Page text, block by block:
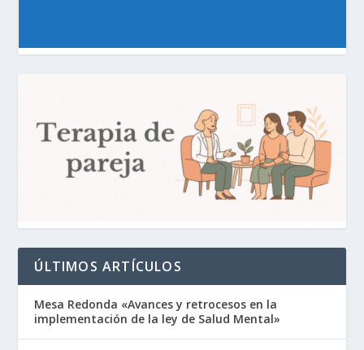
ÚLTIMOS ARTÍCULOS
Mesa Redonda «Avances y retrocesos en la
implementación de la ley de Salud Mental»